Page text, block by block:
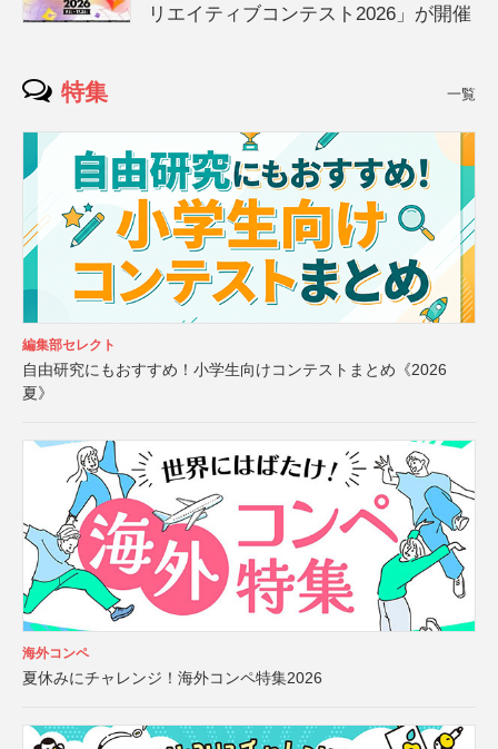
リエイティブコンテスト2026」が開催
特集 一覧
編集部セレクト
自由研究にもおすすめ！小学生向けコンテストまとめ《2026
夏》
海外コンペ
夏休みにチャレンジ！海外コンペ特集2026